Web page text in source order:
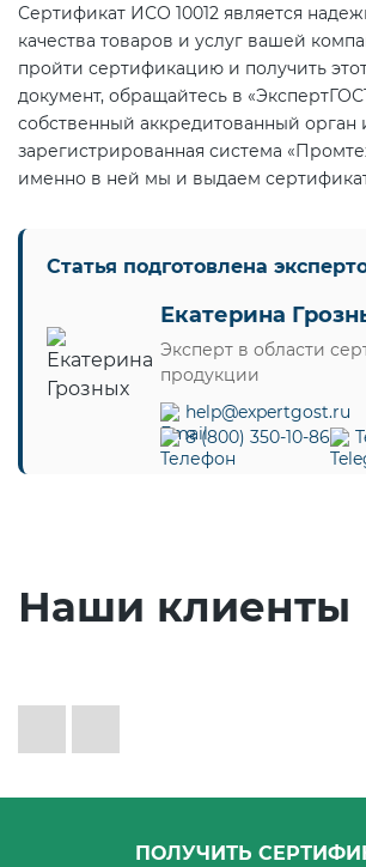
Сертификат ИСО 10012 является
качества товаров и услуг вашей
пройти сертификацию и получить
документ, обращайтесь в
собственный аккредитованный орган
зарегистрированная система
именно в ней мы и выдаем
Статья подготовлена
Екатерина
Эксперт в области
продукции
help@expertgost.ru
8 (800) 350-10-86
Наши клиенты
ПОЛУЧИТЬ